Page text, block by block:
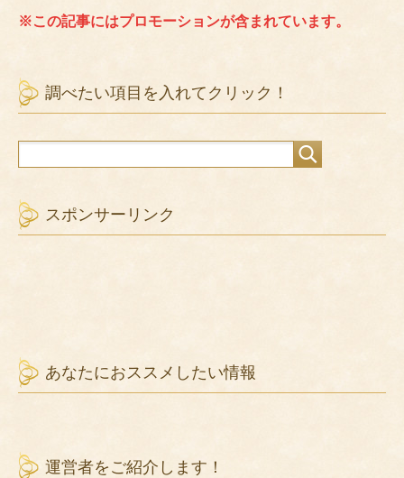
※この記事にはプロモーションが含まれています。
調べたい項目を入れてクリック！
スポンサーリンク
あなたにおススメしたい情報
運営者をご紹介します！